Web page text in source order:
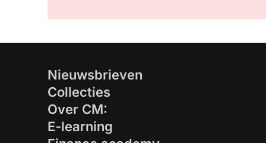
Nieuwsbrieven
Collecties
Over CM:
E-learning